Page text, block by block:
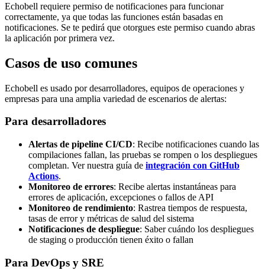
Echobell requiere permiso de notificaciones para funcionar
correctamente, ya que todas las funciones están basadas en
notificaciones. Se te pedirá que otorgues este permiso cuando abras
la aplicación por primera vez.
Casos de uso comunes
Echobell es usado por desarrolladores, equipos de operaciones y
empresas para una amplia variedad de escenarios de alertas:
Para desarrolladores
Alertas de pipeline CI/CD: Recibe notificaciones cuando las
compilaciones fallan, las pruebas se rompen o los despliegues
completan. Ver nuestra guía de integración con GitHub
Actions.
Monitoreo de errores: Recibe alertas instantáneas para
errores de aplicación, excepciones o fallos de API
Monitoreo de rendimiento: Rastrea tiempos de respuesta,
tasas de error y métricas de salud del sistema
Notificaciones de despliegue: Saber cuándo los despliegues
de staging o producción tienen éxito o fallan
Para DevOps y SRE